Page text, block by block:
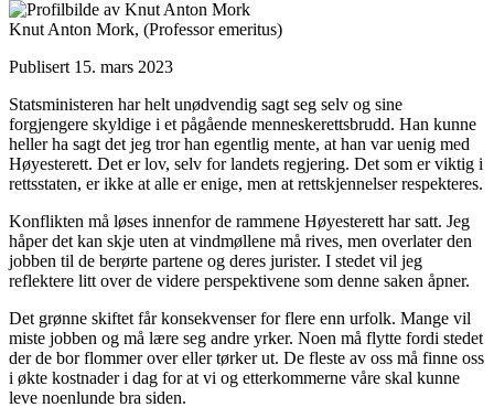
Knut Anton Mork, (Professor emeritus)
Publisert 15. mars 2023
Statsministeren har helt unødvendig sagt seg selv og sine
forgjengere skyldige i et pågående menneskerettsbrudd. Han kunne
heller ha sagt det jeg tror han egentlig mente, at han var uenig med
Høyesterett. Det er lov, selv for landets regjering. Det som er viktig i
rettsstaten, er ikke at alle er enige, men at rettskjennelser respekteres.
Konflikten må løses innenfor de rammene Høyesterett har satt. Jeg
håper det kan skje uten at vindmøllene må rives, men overlater den
jobben til de berørte partene og deres jurister. I stedet vil jeg
reflektere litt over de videre perspektivene som denne saken åpner.
Det grønne skiftet får konsekvenser for flere enn urfolk. Mange vil
miste jobben og må lære seg andre yrker. Noen må flytte fordi stedet
der de bor flommer over eller tørker ut. De fleste av oss må finne oss
i økte kostnader i dag for at vi og etterkommerne våre skal kunne
leve noenlunde bra siden.